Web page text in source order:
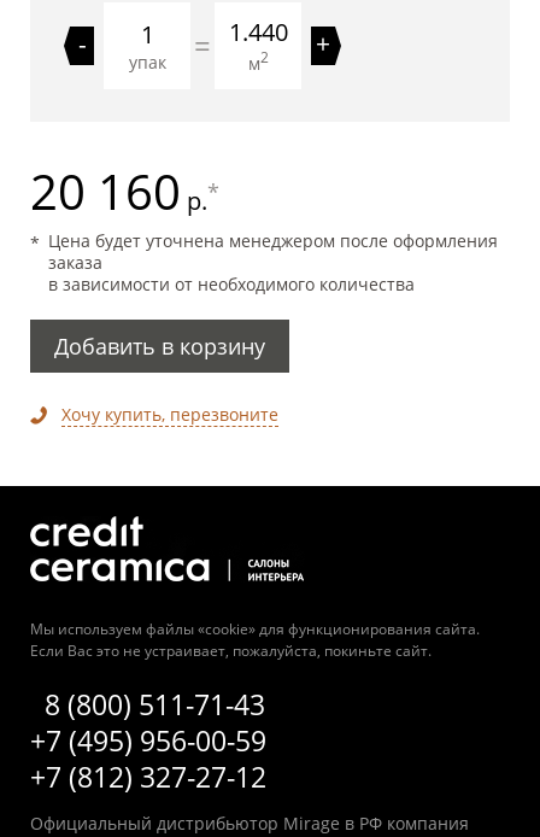
-
упак = 1.440
м2 +
20 160 р.*
Цена будет уточнена менеджером после оформления
заказа
в зависимости от необходимого количества
Добавить в корзину
Хочу купить, перезвоните
Мы используем файлы «cookie» для функционирования сайта.
Если Вас это не устраивает, пожалуйста, покиньте сайт.
8 (800) 511-71-43
+7 (495) 956-00-59
+7 (812) 327-27-12
Официальный дистрибьютор Mirage в РФ компания